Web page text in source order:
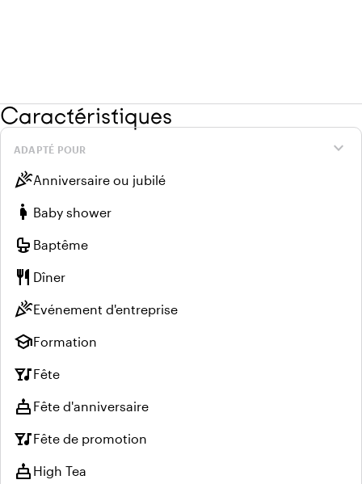
Caractéristiques
expand_more
ADAPTÉ POUR
celebrationAnniversaire ou jubilé
pregnant_woman Baby shower
crib Baptême
restaurant Dîner
celebrationEvénement d'entreprise
schoolFormation
nightlifeFête
cake Fête d'anniversaire
nightlifeFête de promotion
cake High Tea